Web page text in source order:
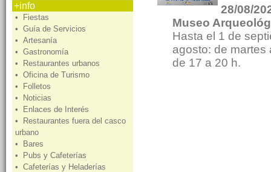
+info
• Fiestas
• Guía de Servicios
• Artesanía
• Gastronomía
• Restaurantes urbanos
• Oficina de Turismo
• Folletos
• Noticias
• Enlaces de Interés
• Restaurantes fuera del casco
urbano
• Bares
• Pubs y Cafeterías
• Cafeterías y Heladerías
28/08/
Museo
Hasta el 1 de
agosto: de
de 17 a 20 h.